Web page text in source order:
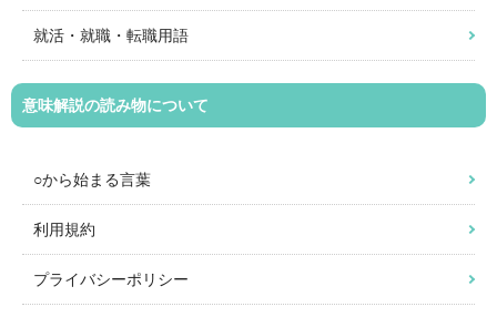
就活・就職・転職用語
意味解説の読み物について
○から始まる言葉
利用規約
プライバシーポリシー